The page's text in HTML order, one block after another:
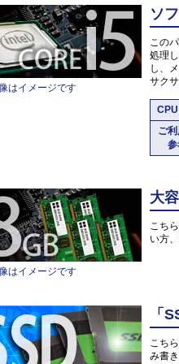
はイメージです
ソ
この
処理
し、
サク
ご
参
はイメージです
大
こち
い方
「
こち
み書